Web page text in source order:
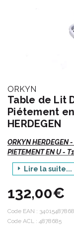
ORKYN
Table de Lit
Piétement en
HERDEGEN
ORKYN HERDEGEN
PIETEMENT EN U -
délai 10 jours
Lire la suite...
132,00€
Code EAN :
Code ACL : 4878685